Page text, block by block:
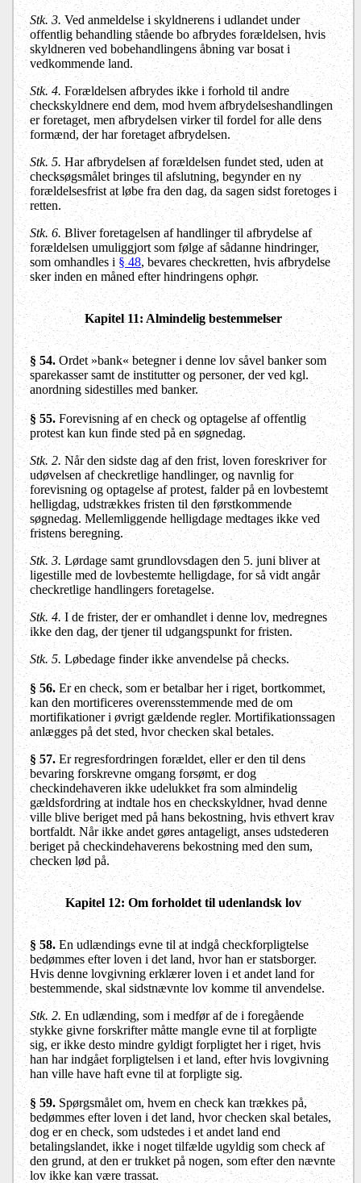
Stk. 3.Ved anmeldelse i skyldnerens i udlandet under
offentlig behandling stående bo afbrydes forældelsen, hvis
skyldneren ved bobehandlingens åbning var bosat i
vedkommende land.
Stk. 4.Forældelsen afbrydes ikke i forhold til andre
checkskyldnere end dem, mod hvem afbrydelseshandlingen
er foretaget, men afbrydelsen virker til fordel for alle dens
formænd, der har foretaget afbrydelsen.
Stk. 5.Har afbrydelsen af forældelsen fundet sted, uden at
checksøgsmålet bringes til afslutning, begynder en ny
forældelsesfrist at løbe fra den dag, da sagen sidst foretoges i
retten.
Stk. 6.Bliver foretagelsen af handlinger til afbrydelse af
forældelsen umuliggjort som følge af sådanne hindringer,
som omhandles i§ 48, bevares checkretten, hvis afbrydelse
sker inden en måned efter hindringens ophør.
Kapitel 11: Almindelig bestemmelser
§ 54. Ordet »bank« betegner i denne lov såvel banker som
sparekasser samt de institutter og personer, der ved kgl.
anordning sidestilles med banker.
§ 55.Forevisning af en check og optagelse af offentlig
protest kan kun finde sted på en søgnedag.
Stk. 2.Når den sidste dag af den frist, loven foreskriver for
udøvelsen af checkretlige handlinger, og navnlig for
forevisning og optagelse af protest, falder på en lovbestemt
helligdag, udstrækkes fristen til den førstkommende
søgnedag. Mellemliggende helligdage medtages ikke ved
fristens beregning.
Stk. 3. Lørdage samt grundlovsdagen den 5. juni bliver at
ligestille med de lovbestemte helligdage, for så vidt angår
checkretlige handlingers foretagelse.
Stk. 4.I de frister, der er omhandlet i denne lov, medregnes
ikke den dag, der tjener til udgangspunkt for fristen.
Stk. 5. Løbedage finder ikke anvendelse på checks.
§ 56.Er en check, som er betalbar her i riget, bortkommet,
kan den mortificeres overensstemmende med de om
mortifikationer i øvrigt gældende regler. Mortifikationssagen
anlægges på det sted, hvor checken skal betales.
§ 57.Er regresfordringen forældet, eller er den til dens
bevaring forskrevne omgang forsømt, er dog
checkindehaveren ikke udelukket fra som almindelig
gældsfordring at indtale hos en checkskyldner, hvad denne
ville blive beriget med på hans bekostning, hvis ethvert krav
bortfaldt. Når ikke andet gøres antageligt, anses udstederen
beriget på checkindehaverens bekostning med den sum,
checken lød på.
Kapitel 12: Om forholdet til udenlandsk lov
§ 58.En udlændings evne til at indgå checkforpligtelse
bedømmes efter loven i det land, hvor han er statsborger.
Hvis denne lovgivning erklærer loven i et andet land for
bestemmende, skal sidstnævnte lov komme til anvendelse.
Stk. 2. En udlænding, som i medfør af de i foregående
stykke givne forskrifter måtte mangle evne til at forpligte
sig, er ikke desto mindre gyldigt forpligtet her i riget, hvis
han har indgået forpligtelsen i et land, efter hvis lovgivning
han ville have haft evne til at forpligte sig.
§ 59. Spørgsmålet om, hvem en check kan trækkes på,
bedømmes efter loven i det land, hvor checken skal betales,
dog er en check, som udstedes i et andet land end
betalingslandet, ikke i noget tilfælde ugyldig som check af
den grund, at den er trukket på nogen, som efter den nævnte
lov ikke kan være trassat.